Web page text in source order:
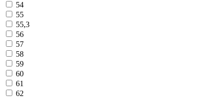
54
55
55,3
56
57
58
59
60
61
62